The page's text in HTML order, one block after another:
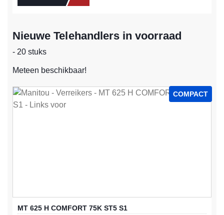
Nieuwe Telehandlers in voorraad
- 20 stuks
Meteen beschikbaar!
COMPACT
MT 625 H COMFORT 75K ST5 S1